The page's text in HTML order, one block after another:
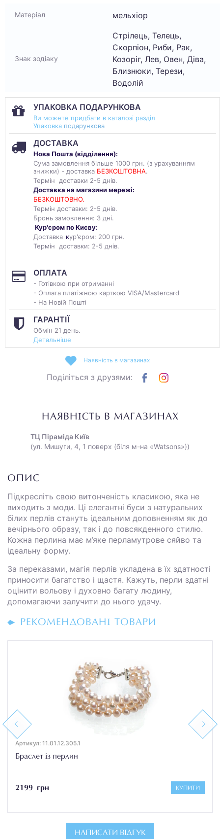
Матеріал мельхіор
Знак зодіаку
Стрілець, Телець,
Скорпіон, Риби, Рак,
Козоріг, Лев, Овен, Діва,
Близнюки, Терези,
Водолій
УПАКОВКА ПОДАРУНКОВА
Ви можете придбати в каталозі разділ
Упаковка подарункова
ДОСТАВКА
Нова Пошта (відділення):
Сума замовлення більше 1000 грн. (з урахуванням
знижки) - доставка БЕЗКОШТОВНА.
Термін доставки 2-5 днів.
Доставка на магазини мережі:
БЕЗКОШТОВНО.
Термін доставки: 2-5 днів.
Бронь замовлення: 3 дні.
Кур'єром по Києву:
Доставка кур'єром: 200 грн.
Термін доставки: 2-5 днів.
ОПЛАТА
- Готівкою при отриманні
- Оплата платіжною карткою VISA/Mastercard
- На Новій Пошті
ГАРАНТІЇ
Обмін 21 день.
Детальніше
Наявність в магазинах
Поділіться з друзями:
НАЯВНІСТЬ В МАГАЗИНАХ
ТЦ Піраміда Київ
(ул. Мишуги, 4, 1 поверх (біля м-на «Watsons»))
ОПИС
Підкресліть свою витонченість класикою, яка не
виходить з моди. Ці елегантні буси з натуральних
білих перлів стануть ідеальним доповненням як до
вечірнього образу, так і до повсякденного стилю.
Кожна перлина має м’яке перламутрове сяйво та
ідеальну форму.
За переказами, магія перлів укладена в їх здатності
приносити багатство і щастя. Кажуть, перли здатні
оцінити вольову і духовно багату людину,
допомагаючи залучити до нього удачу.
РЕКОМЕНДОВАНІ ТОВАРИ
Previous
Артикул: 11.01.12.305.1
Браслет із перлин
2199 грн КУПИТИ
Next
НАПИСАТИ ВІДГУК